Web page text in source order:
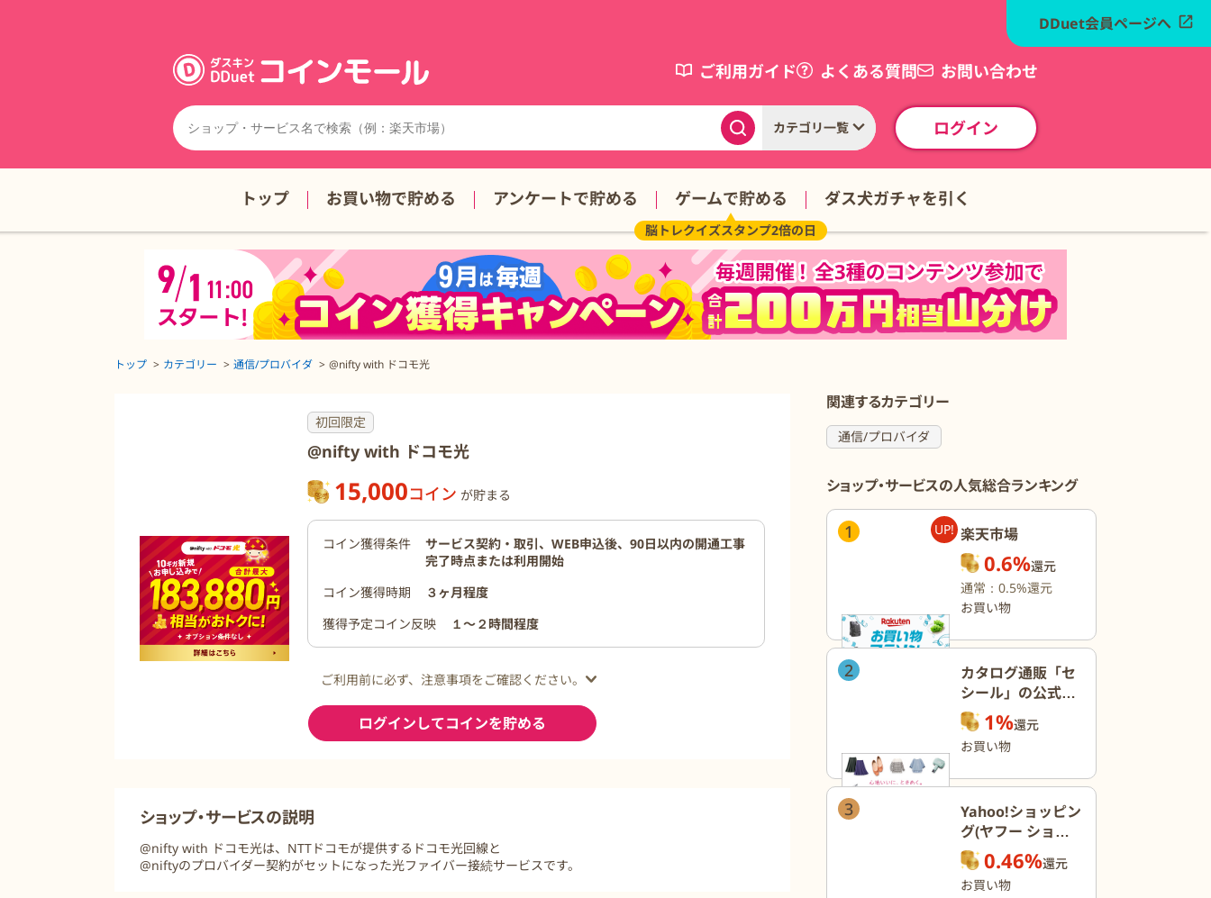
ご利用ガイド よくある質問 お問い合わせ
カテゴリ一覧 ログイン
DDuet会員ページへ
トップ お買い物で貯める アンケートで貯める ゲームで貯める
脳トレクイズスタンプ2倍の日
ダス犬ガチャを引く
トップ カテゴリー 通信/プロバイダ @nifty with ドコモ光
初回限定
@nifty with ドコモ光
15,000コイン が貯まる
コイン獲得条件
サービス契約・取引、WEB申込後、90日以内の開通工事
完了時点または利用開始
コイン獲得時期
３ヶ月程度
獲得予定コイン反映
１〜２時間程度
ご利用前に必ず、注意事項をご確認ください。
ログインしてコインを貯める
ショップ・サービスの説明
@nifty with ドコモ光は、NTTドコモが提供するドコモ光回線と
@niftyのプロバイダー契約がセットになった光ファイバー接続サービスです。
関連するカテゴリー
通信/プロバイダ
ショップ・サービスの人気総合ランキング
1 UP! 楽天市場
0.6%還元
通常：0.5%還元
お買い物
2
カタログ通販「セ
シール」の公式オ
ンラインショップ
1%還元
お買い物
3
Yahoo!ショッピン
グ(ヤフー ショッ
ピング)0.46%還元
お買い物